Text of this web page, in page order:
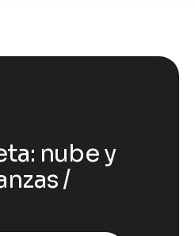
nube y